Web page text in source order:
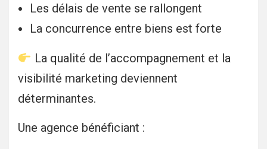
Les délais de vente se rallongent
La concurrence entre biens est forte
La qualité de l’accompagnement et la
visibilité marketing deviennent
déterminantes.
Une agence bénéficiant :